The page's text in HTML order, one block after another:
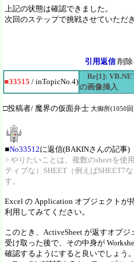
上記の状態は確認できました。
次回のステップで挑戦させていただき
引用返信 削
■33515 / inTopicNo.4)
Re[1]:
の画像挿入
□投稿者/ 魔界の仮面弁士 大御所(1050
■No33512に返信(BAKINさんの記事)
> やりたいことは、複数のsheetを使
ティブな）SHEET（例えばSHEET7
す。
Excel の Application オブジェクトが
利用してみてください。
このとき、ActiveSheet が返すオブ
受け取った後で、その中身が
確認するようにすると良いでしょう。